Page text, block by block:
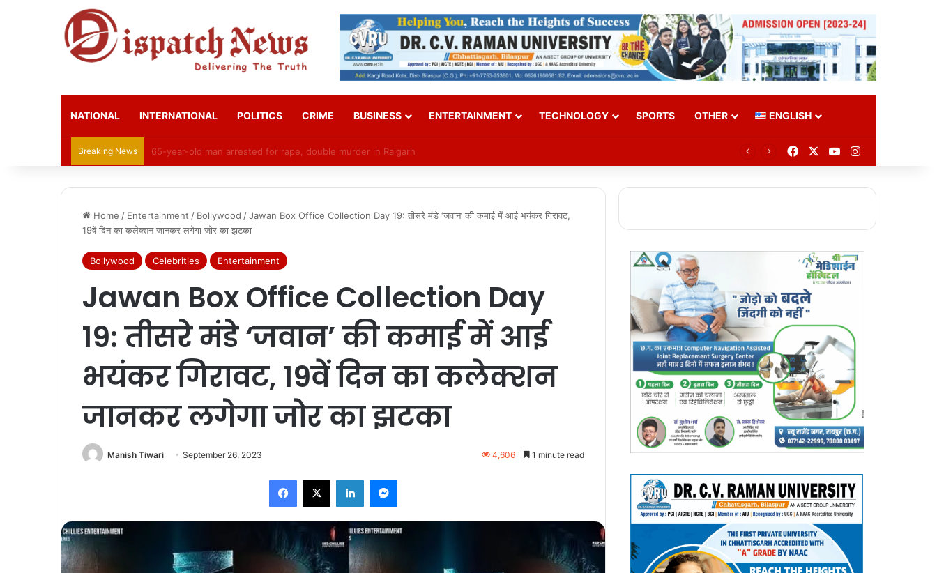
NATIONAL INTERNATIONAL POLITICS CRIME BUSINESS ENTERTAINMENT TECHNOLOGY SPORTS OTHER ENGLISH
Breaking News CGPSC Refutes Social Media Claims Over SI Exam Candidates’ Names FacebookYouTubeInstagram
Home / Entertainment / Bollywood /Jawan Box Office Collection Day 19: तीसरे मंडे ‘जवान’ की कमाई में आई भयंकर गिरावट,
19वें दिन का कलेक्शन जानकर लगेगा जोर का झटका
Bollywood Celebrities Entertainment
Jawan Box Office Collection Day
19: तीसरे मंडे ‘जवान’ की कमाई में आई
भयंकर गिरावट, 19वें दिन का कलेक्शन
जानकर लगेगा जोर का झटका
Manish Tiwari September 26, 2023 4,606 1 minute read
Facebook
X LinkedInMessenger